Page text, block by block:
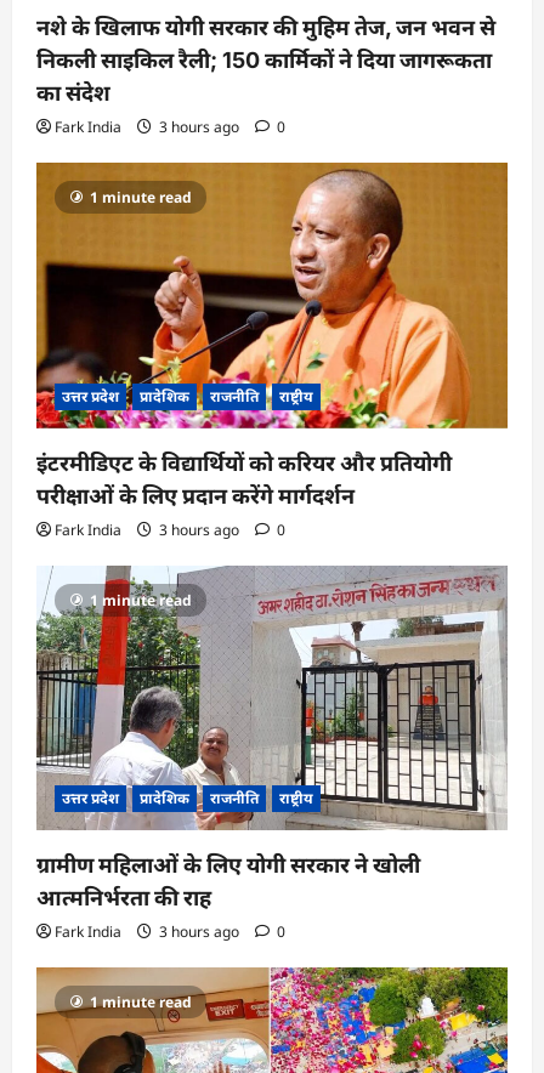
नशे के खिलाफ योगी सरकार की मुहिम तेज, जन भवन से
निकली साइकिल रैली; 150 कार्मिकों ने दिया जागरूकता
का संदेश
Fark India 3 hours ago 0
1 minute read
उत्तर प्रदेश प्रादेशिक राजनीति राष्ट्रीय
इंटरमीडिएट के विद्यार्थियों को करियर और प्रतियोगी
परीक्षाओं के लिए प्रदान करेंगे मार्गदर्शन
Fark India 3 hours ago 0
1 minute read
उत्तर प्रदेश प्रादेशिक राजनीति राष्ट्रीय
ग्रामीण महिलाओं के लिए योगी सरकार ने खोली
आत्मनिर्भरता की राह
Fark India 3 hours ago 0
1 minute read